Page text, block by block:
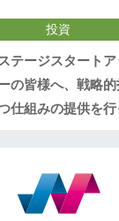
投資
テージスタート
の皆様へ、戦略
仕組みの提供を行